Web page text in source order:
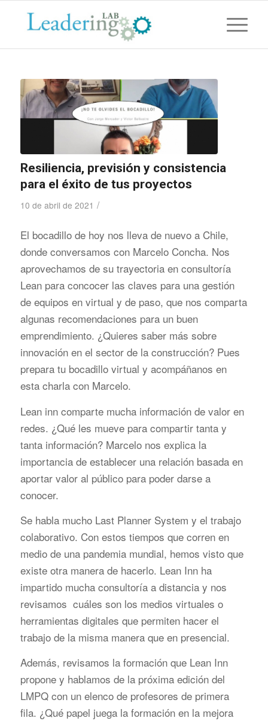
Resiliencia, previsión y consistencia
para el éxito de tus proyectos
10 de abril de 2021 /
El bocadillo de hoy nos lleva de nuevo a Chile,
donde conversamos con Marcelo Concha. Nos
aprovechamos de su trayectoria en consultoría
Lean para concocer las claves para una gestión
de equipos en virtual y de paso, que nos comparta
algunas recomendaciones para un buen
emprendimiento. ¿Quieres saber más sobre
innovación en el sector de la construcción? Pues
prepara tu bocadillo virtual y acompáñanos en
esta charla con Marcelo.
Lean inn comparte mucha información de valor en
redes. ¿Qué les mueve para compartir tanta y
tanta información? Marcelo nos explica la
importancia de establecer una relación basada en
aportar valor al público para poder darse a
conocer.
Se habla mucho Last Planner System y el trabajo
colaborativo. Con estos tiempos que corren en
medio de una pandemia mundial, hemos visto que
existe otra manera de hacerlo. Lean Inn ha
impartido mucha consultoría a distancia y nos
revisamos cuáles son los medios virtuales o
herramientas digitales que permiten hacer el
trabajo de la misma manera que en presencial.
Además, revisamos la formación que Lean Inn
propone y hablamos de la próximaedición del
LMPQ con un elenco de profesores de primera
fila. ¿Qué papel juega la formación en la mejora